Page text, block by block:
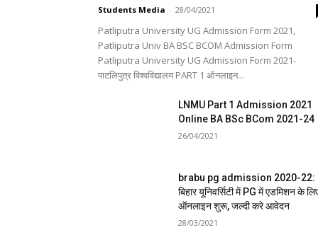
Students Media - 28/04/2021
Patliputra University UG Admission Form 2021,
Patliputra Univ BA BSC BCOM Admission Form
Patliputra University UG Admission Form 2021-
पाटलिपुत्र विश्वविद्यालय PART 1 ऑनलाइन...
LNMU Part 1 Admission 2021
Online BA BSc BCom 2021-24
26/04/2021
brabu pg admission 2020-22:
बिहार यूनिवर्सिटी में PG में एडमिशन के
ऑनलाइन शुरू, जल्दी करे आवेदन
28/03/2021